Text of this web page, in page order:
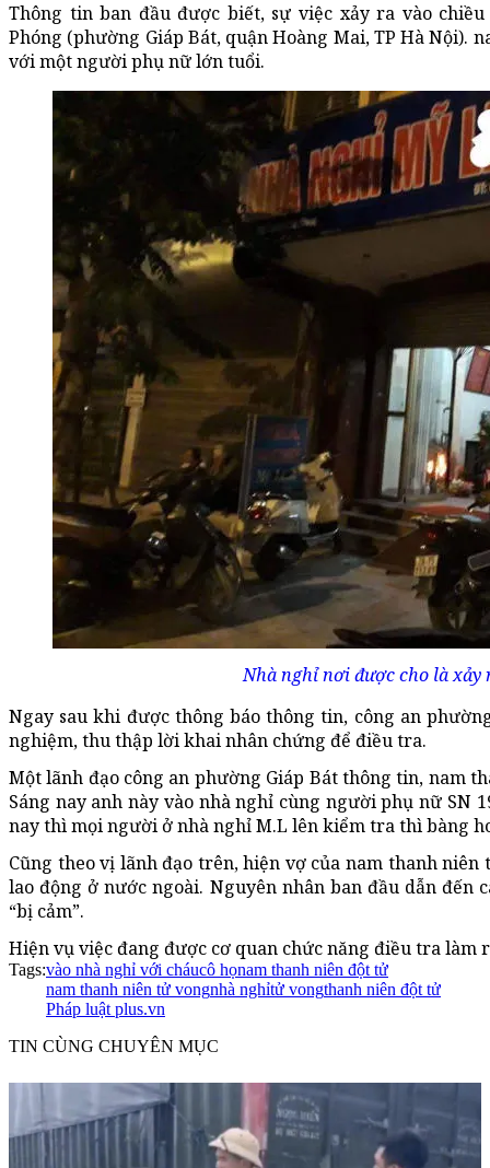
Thông tin ban đầu được biết, sự việc xảy ra vào
Phóng (phường Giáp Bát, quận Hoàng Mai, TP Hà Nội).
với một người phụ nữ lớn tuổi.
Nhà nghỉ nơi được cho là xảy
Ngay sau khi được thông báo thông tin, công an
nghiệm, thu thập lời khai nhân chứng để điều tra.
Một lãnh đạo công an phường Giáp Bát thông tin, nam
Sáng nay anh này vào nhà nghỉ cùng người phụ nữ SN
nay thì mọi người ở nhà nghỉ M.L lên kiểm tra thì bàng
Cũng theo vị lãnh đạo trên, hiện vợ của nam thanh
lao động ở nước ngoài. Nguyên nhân ban đầu dẫn đến
“bị cảm”.
Hiện vụ việc đang được cơ quan chức năng điều tra làm
Tags:vào nhà nghỉ với cháucô họnam thanh niên đột tử
nam thanh niên tử vongnhà nghỉtử vongthanh niên đột tử
Pháp luật plus.vn
TIN CÙNG CHUYÊN MỤC